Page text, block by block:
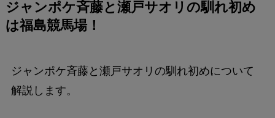
ジャンポケ斉藤と瀬戸サオリの馴れ初め
は福島競馬場！
ジャンポケ斉藤と瀬戸サオリの馴れ初めについて
解説します。